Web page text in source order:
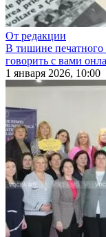
От редакции
В тишине печатного
говорить с вами
1 января 2026, 10:00